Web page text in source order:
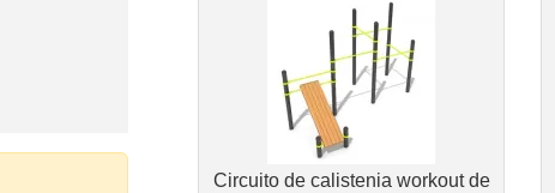
Circuito de calistenia workout de